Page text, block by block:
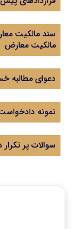
سند مالکیت
مالکیت معارض
دعوای مطالبه
نمونه
سوالات پر